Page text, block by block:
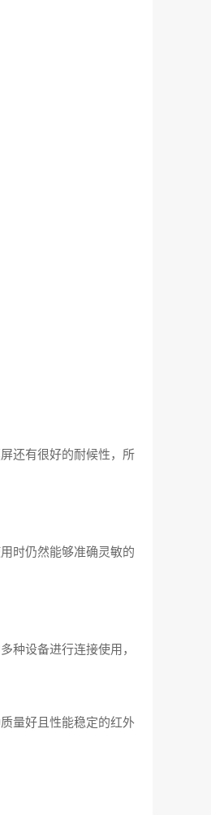
还有很好的耐候性，所
时仍然能够准确灵敏的
种设备进行连接使用，
量好且性能稳定的红外